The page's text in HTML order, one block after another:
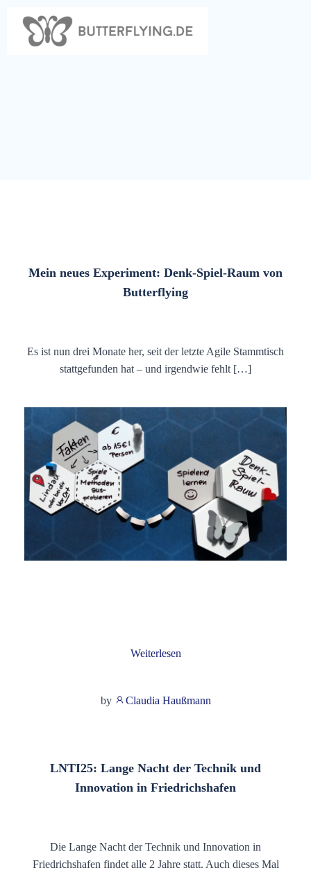
Inhalt
Mein neues Experiment: Denk-Spiel-Raum von
Butterflying
Es ist nun drei Monate her, seit der letzte Agile Stammtisch
stattgefunden hat – und irgendwie fehlt […]
Weiterlesen
by Claudia Haußmann
LNTI25: Lange Nacht der Technik und
Innovation in Friedrichshafen
Die Lange Nacht der Technik und Innovation in
Friedrichshafen findet alle 2 Jahre statt. Auch dieses Mal